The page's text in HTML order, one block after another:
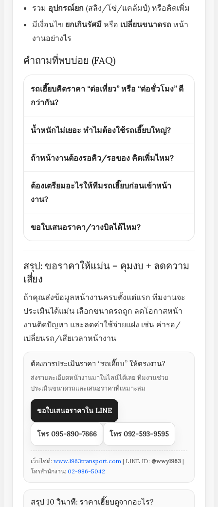
รวม อุปกรณ์ยก (สลิง/โซ่/แคล้มป์) หรือคิดเพิ่ม
มีเงื่อนไข ยกเกินรัศมีหรือ เปลี่ยนขนาดรถหน้า
งานอย่างไร
คำถามที่พบบ่อย (FAQ)
รถเฮี๊ยบคิดราคา “ต่อเที่ยว” หรือ “ต่อชั่วโมง” ดี
กว่ากัน?
น้ำหนักไม่เยอะ ทำไมต้องใช้รถเฮี๊ยบใหญ่?
ถ้าหน้างานต้องรอคิว/รอของ คิดเพิ่มไหม?
ต้องเตรียมอะไรให้ทีมรถเฮี๊ยบก่อนเข้าหน้า
งาน?
ขอใบเสนอราคา/วางบิลได้ไหม?
สรุป: ขอราคาให้แม่น = คุมงบ + ลดความ
เสี่ยง
ถ้าคุณส่งข้อมูลหน้างานครบตั้งแต่แรก ทีมงานจะ
ประเมินได้แม่น เลือกขนาดรถถูก ลดโอกาสหน้า
งานติดปัญหา และลดค่าใช้จ่ายแฝง เช่น ค่ารอ/
เปลี่ยนรถ/เสียเวลาหน้างาน
ต้องการประเมินราคา “รถเฮี๊ยบ” ให้ตรงงาน?
ส่งรายละเอียดหน้างานมาในไลน์ได้เลย ทีมงานช่วย
ประเมินขนาดรถและเสนอราคาที่เหมาะสม
ขอใบเสนอราคาใน LINE
โทร 095-890-7666 โทร 092-593-9595
เว็บไซต์: www.1963transport.com | LINE ID: @wwy1963|
โทรสำนักงาน: 02-986-5042
สรุป 10 วินาที: ราคาเฮี๊ยบดูจากอะไร?